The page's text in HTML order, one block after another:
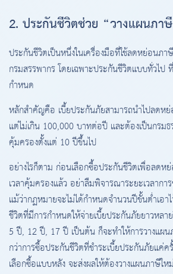
2. ประกันชีวิตช่วย “วางแผนภา
ประกันชีวิตเป็นหนึ่งในเครื่องมือที่ใช้ลดหย่อนภ
กรมสรรพากร โดยเฉพาะประกันชีวิตแบบทั่วไป
กำหนด
หลักสำคัญคือ เบี้ยประกันภัยสามารถนำไปลดห
แต่ไม่เกิน 100,000 บาทต่อปี และต้องเป็นกรมธ
คุ้มครองตั้งแต่ 10 ปีขึ้นไป
อย่างไรก็ตาม ก่อนเลือกซื้อประกันชีวิตเพื่อลด
เวลาคุ้มครองแล้ว อย่าลืมพิจารณาระยะเวลากา
แม้ว่ากฏหมายจะไม่ได้กำหนดจำนวนปีขั้นต่ำเอ
ชีวิตที่มีการกำหนดให้จ่ายเบี้ยประกันภัยยาวหล
5 ปี, 12 ปี, 17 ปี เป็นต้น ก็จะทำให้การวางแผ
กว่าการซื้อประกันชีวิตที่ชำระเบี้ยประกันภัยแค่ค
เลือกซื้อแบบหลัง จะส่งผลให้ต้องวางแผนภาษีใ